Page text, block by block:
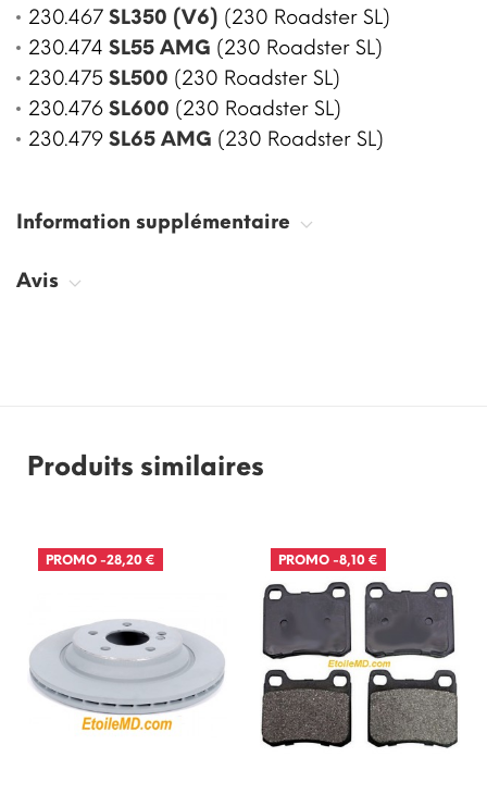
230.467 SL350 (V6) (230 Roadster SL)
230.474 SL55 AMG (230 Roadster SL)
230.475 SL500 (230 Roadster SL)
230.476 SL600 (230 Roadster SL)
230.479 SL65 AMG (230 Roadster SL)
Information supplémentaire
Avis
Produits similaires
PROMO -28,20 € PROMO -8,10 €